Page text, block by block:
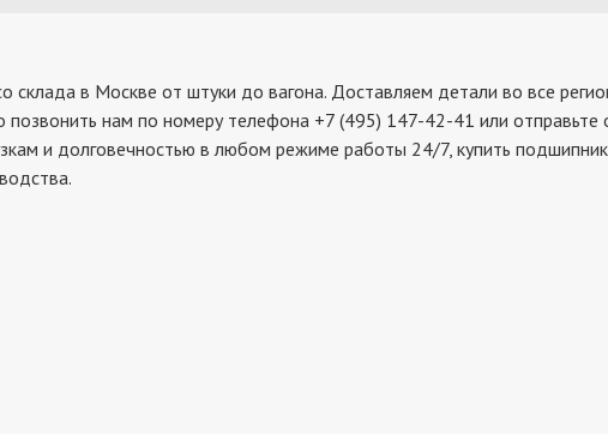
в Москве от штуки до вагона. Доставляем детали во все
нам по номеру телефона +7 (495) 147-42-41 или отправьте
и долговечностью в любом режиме работы 24/7, купить